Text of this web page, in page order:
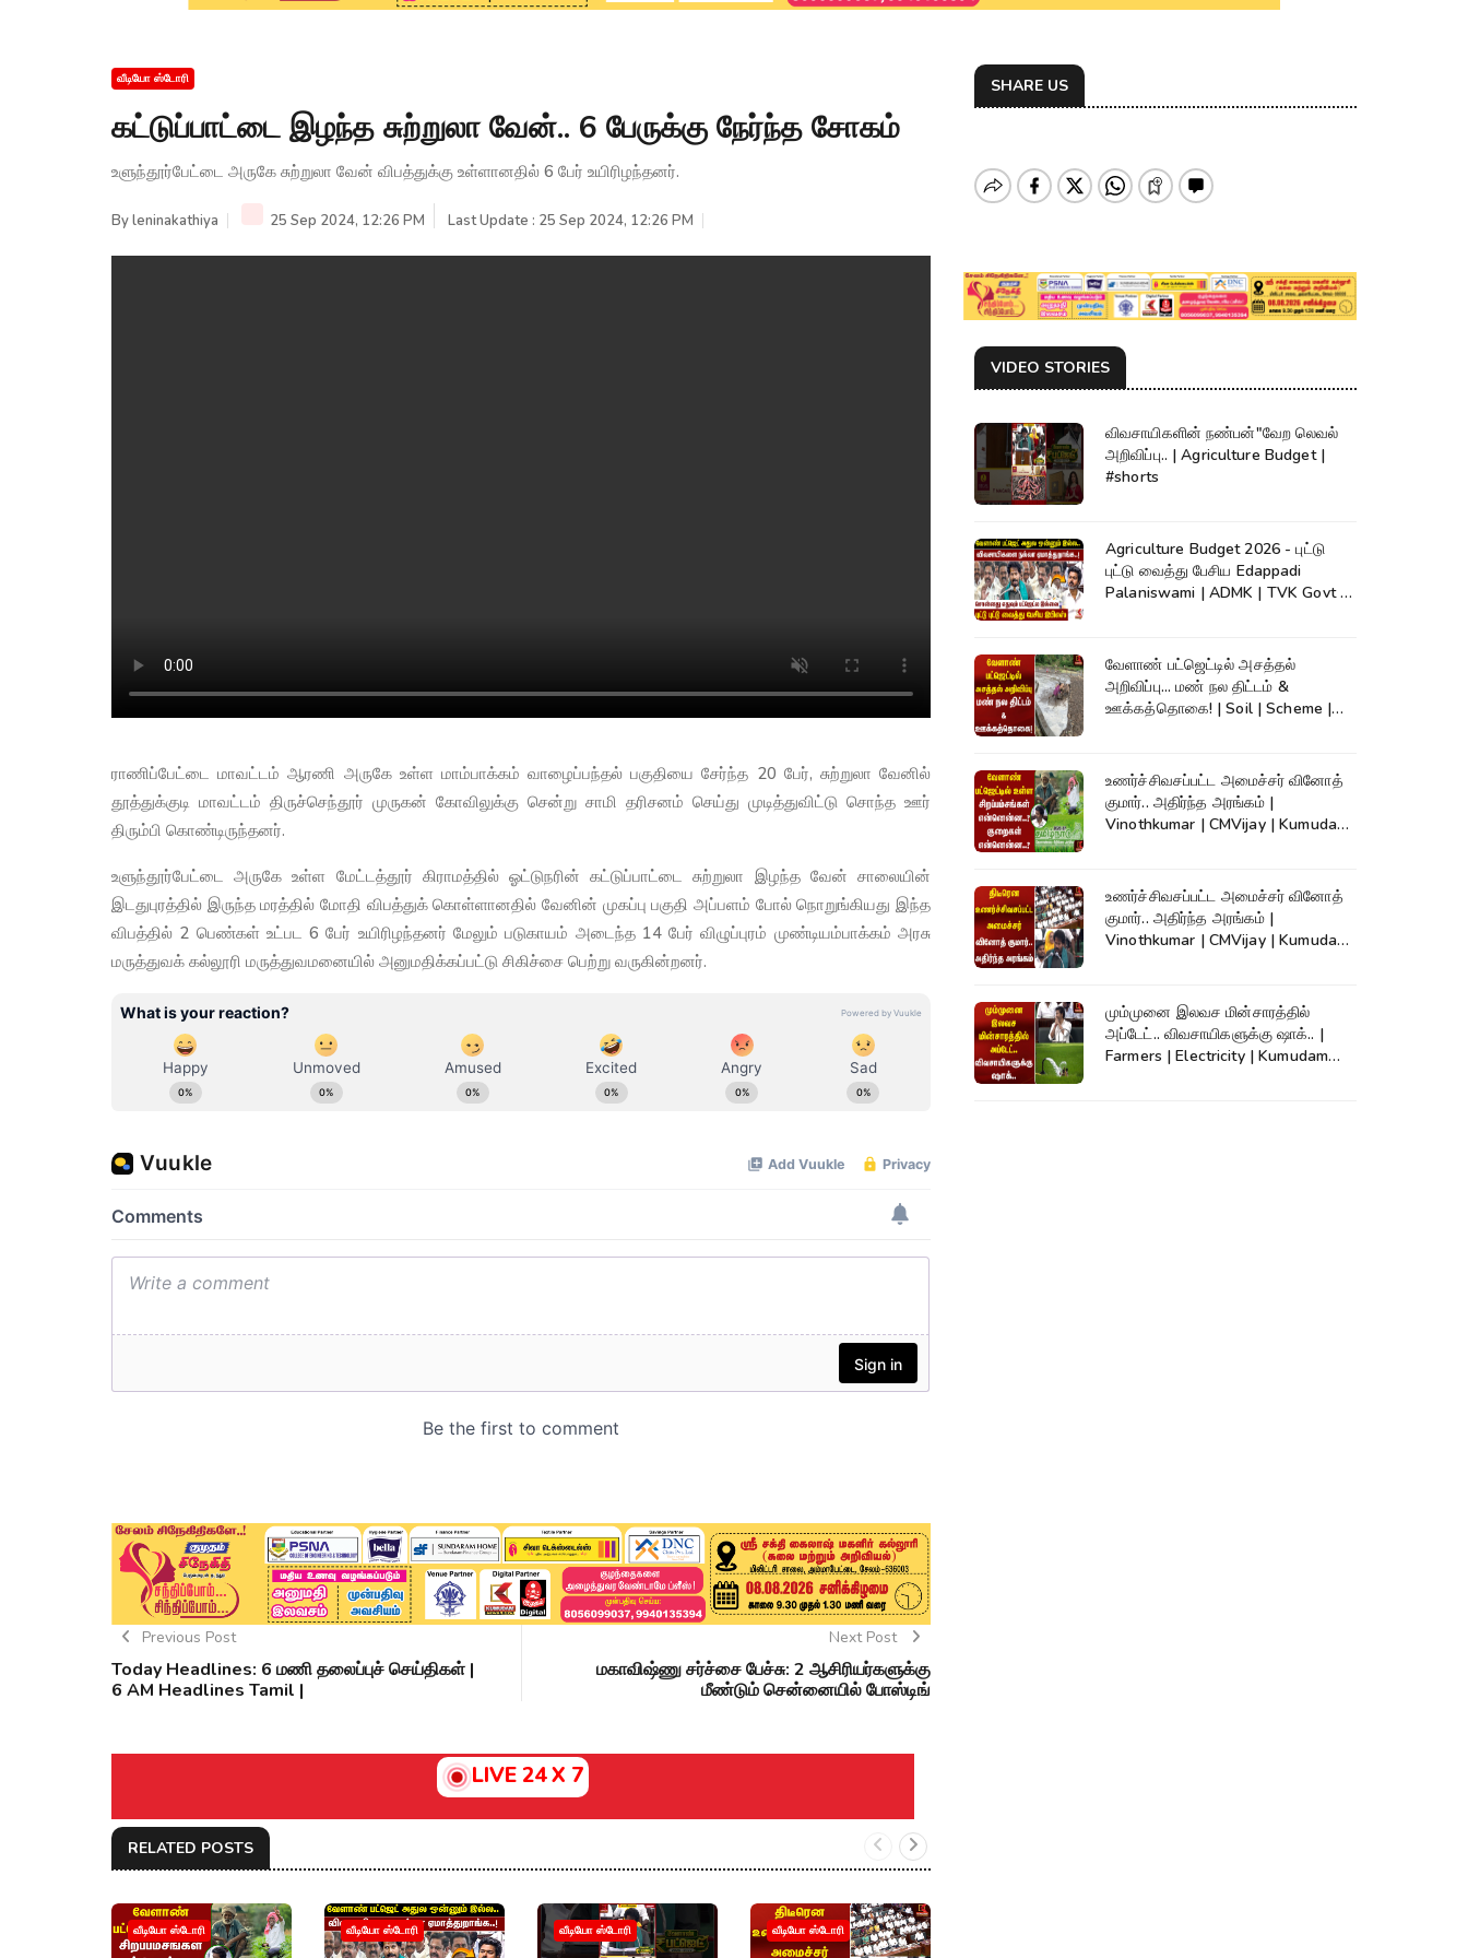
வீடியோ ஸ்டோரி
கட்டுப்பாட்டை இழந்த சுற்றுலா வேன்.. 6 பேருக்கு நேர்ந்த சோகம்
உளுந்தூர்பேட்டை அருகே சுற்றுலா வேன் விபத்துக்கு உள்ளானதில் 6 பேர் உயிரிழந்தனர்.
Byleninakathiya 25 Sep 2024, 12:26 PM Last Update : 25 Sep 2024, 12:26 PM
ராணிப்பேட்டை மாவட்டம் ஆரணி அருகே உள்ள மாம்பாக்கம் வாழைப்பந்தல் பகுதியை சேர்ந்த 20 பேர், சுற்றுலா வேனில்
தூத்துக்குடி மாவட்டம் திருச்செந்தூர் முருகன் கோவிலுக்கு சென்று சாமி தரிசனம் செய்து முடித்துவிட்டு சொந்த ஊர்
திரும்பி கொண்டிருந்தனர்.
உளுந்தூர்பேட்டை அருகே உள்ள மேட்டத்தூர் கிராமத்தில் ஓட்டுநரின் கட்டுப்பாட்டை சுற்றுலா இழந்த வேன் சாலையின்
இடதுபுரத்தில் இருந்த மரத்தில் மோதி விபத்துக் கொள்ளானதில் வேனின் முகப்பு பகுதி அப்பளம் போல் நொறுங்கியது இந்த
விபத்தில் 2 பெண்கள் உட்பட 6 பேர் உயிரிழந்தனர் மேலும் படுகாயம் அடைந்த 14 பேர் விழுப்புரம் முண்டியம்பாக்கம் அரசு
மருத்துவக் கல்லூரி மருத்துவமனையில் அனுமதிக்கப்பட்டு சிகிச்சை பெற்று வருகின்றனர்.
Previous Post
Today Headlines: 6 மணி தலைப்புச் செய்திகள் |
6 AM Headlines Tamil |
Next Post
மகாவிஷ்ணு சர்ச்சை பேச்சு: 2 ஆசிரியர்களுக்கு
மீண்டும் சென்னையில் போஸ்டிங்
LIVE 24 X 7
RELATED POSTS
வீடியோ ஸ்டோரி வீடியோ ஸ்டோரி வீடியோ ஸ்டோரி வீடியோ ஸ்டோரி
SHARE US
VIDEO STORIES
விவசாயிகளின் நண்பன்"வேற லெவல்
அறிவிப்பு.. | Agriculture Budget |
#shorts
Agriculture Budget 2026 - புட்டு
புட்டு வைத்து பேசிய Edappadi
Palaniswami | ADMK | TVK Govt |
வேளாண் பட்ஜெட்டில் அசத்தல்
அறிவிப்பு... மண் நல திட்டம் &
ஊக்கத்தொகை! | Soil | Scheme |
உணர்ச்சிவசப்பட்ட அமைச்சர் வினோத்
குமார்.. அதிர்ந்த அரங்கம் |
Vinothkumar | CMVijay | Kumudam
உணர்ச்சிவசப்பட்ட அமைச்சர் வினோத்
குமார்.. அதிர்ந்த அரங்கம் |
Vinothkumar | CMVijay | Kumudam
மும்முனை இலவச மின்சாரத்தில்
அப்டேட்.. விவசாயிகளுக்கு ஷாக்.. |
Farmers | Electricity | Kumudam